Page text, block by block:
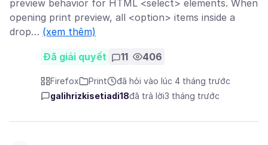
preview behavior for HTML <select> elements. When
opening print preview, all <option> items inside a
drop… (xem thêm)
Đã giải quyết 11 406
Firefox Print
đã hỏi vào lúc 4 tháng trước
galihrizkisetiadi18đã trả lời3 tháng trước